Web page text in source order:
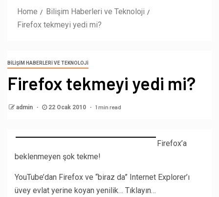
Home
Bilişim Haberleri ve Teknoloji
Firefox tekmeyi yedi mi?
BILIŞIM HABERLERI VE TEKNOLOJI
Firefox tekmeyi yedi mi?
admin 22 Ocak 2010 1 min read
Firefox’a
beklenmeyen şok tekme!
YouTube’dan Firefox ve “biraz da” Internet Explorer’ı
üvey evlat yerine koyan yenilik… Tıklayın…